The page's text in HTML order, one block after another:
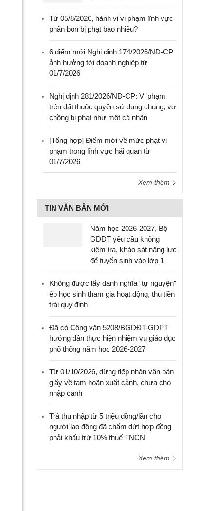
Từ 05/8/2026, hành vi vi phạm lĩnh vực
phân bón bị phạt bao nhiêu?
6 điểm mới Nghị định 174/2026/NĐ-CP
ảnh hưởng tới doanh nghiệp từ
01/7/2026
Nghị định 281/2026/NĐ-CP: Vi phạm
trên đất thuộc quyền sử dụng chung, vợ
chồng bị phạt như một cá nhân
[Tổng hợp] Điểm mới về mức phạt vi
phạm trong lĩnh vực hải quan từ
01/7/2026
Xem thêm
TIN VĂN BẢN MỚI
Năm học 2026-2027, Bộ
GDĐT yêu cầu không
kiểm tra, khảo sát năng lực
để tuyển sinh vào lớp 1
Không được lấy danh nghĩa “tự nguyện”
ép học sinh tham gia hoạt động, thu tiền
trái quy định
Đã có Công văn 5208/BGDĐT-GDPT
hướng dẫn thực hiện nhiệm vụ giáo dục
phổ thông năm học 2026-2027
Từ 01/10/2026, dừng tiếp nhận văn bản
giấy về tạm hoãn xuất cảnh, chưa cho
nhập cảnh
Trả thu nhập từ 5 triệu đồng/lần cho
người lao động đã chấm dứt hợp đồng
phải khấu trừ 10% thuế TNCN
Xem thêm